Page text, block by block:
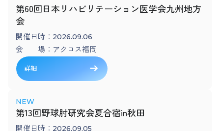
第60回日本リハビリテーション医学会九州地方
会
開催日時： 2026.09.06
会 場： アクロス福岡
詳細
第13回野球肘研究会夏合宿in秋田
開催日時： 2026.09.05